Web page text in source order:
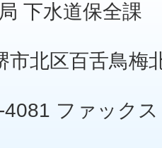
下水道保全課
市北区百舌鳥梅
4081 ファック